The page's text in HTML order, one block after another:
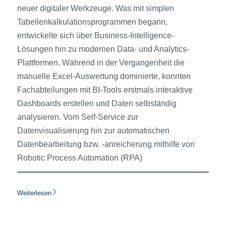
neuer digitaler Werkzeuge. Was mit simplen
Tabellenkalkulationsprogrammen begann,
entwickelte sich über Business-Intelligence-
Lösungen hin zu modernen Data- und Analytics-
Plattformen. Während in der Vergangenheit die
manuelle Excel-Auswertung dominierte, konnten
Fachabteilungen mit BI-Tools erstmals interaktive
Dashboards erstellen und Daten selbständig
analysieren. Vom Self-Service zur
Datenvisualisierung hin zur automatischen
Datenbearbeitung bzw. -anreicherung mithilfe von
Robotic Process Automation (RPA)
Weiterlesen